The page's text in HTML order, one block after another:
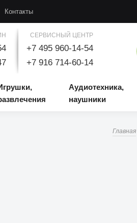
Контакты
СЕРВИСНЫЙ ЦЕНТР
+7 495 960-14-54
+7 916 714-60-14
Аудиотехника,
наушники
Главная